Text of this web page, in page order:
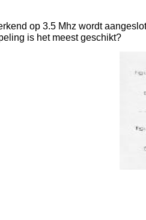
op 3.5 Mhz wordt
is het meest geschikt?